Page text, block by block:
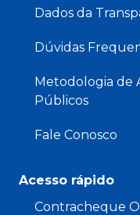
Dados da
Dúvidas
Metodologia de
Públicos
Fale Conosco
Acesso rápido
Contracheque